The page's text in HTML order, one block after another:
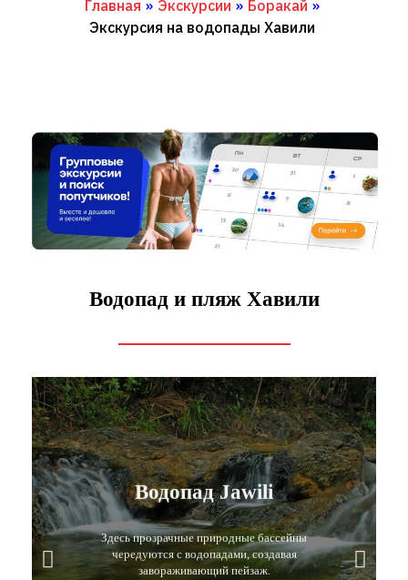
Главная » Экскурсии » Боракай »
Экскурсия на водопады Хавили
Водопад и пляж Хавили
Водопад Jawili
Здесь прозрачные природные бассейны
чередуются с водопадами, создавая
завораживающий пейзаж.